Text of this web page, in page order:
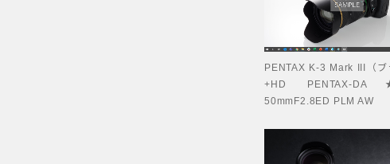
PENTAX K-3 Mark III（ブ
+HD PENTAX-
50mmF2.8ED PLM AW